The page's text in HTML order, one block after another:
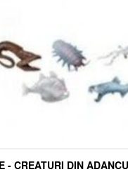
- CREATURI DIN